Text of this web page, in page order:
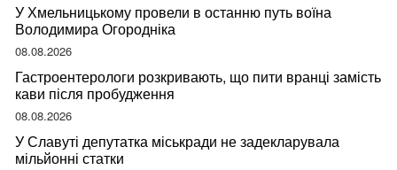
У Хмельницькому провели в останню путь воїна
Володимира Огородніка
08.08.2026
Гастроентерологи розкривають, що пити вранці замість
кави після пробудження
08.08.2026
У Славуті депутатка міськради не задекларувала
мільйонні статки